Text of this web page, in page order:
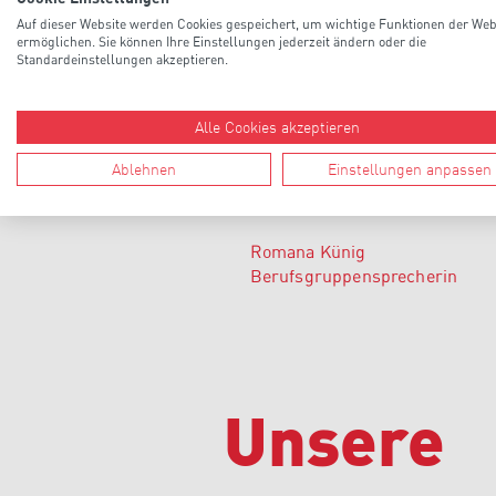
Romana Künig
Berufsgruppensprecherin
Unsere
Auf dieser Website werden Cookies gespeichert, um wichtige Funktionen der
ermöglichen. Sie können Ihre Einstellungen jederzeit ändern oder die
Standardeinstellungen akzeptieren.
Alle Cookies akzeptieren
Ablehnen Einstellungen anpassen